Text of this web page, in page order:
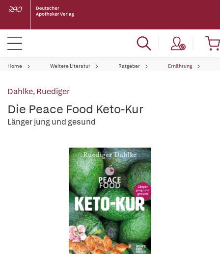
Home Weitere Literatur Ratgeber Ernährung
Dahlke, Ruediger
Die Peace Food Keto-Kur
Länger jung und gesund